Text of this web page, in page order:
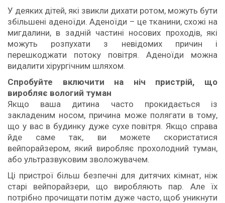
У деяких дітей, які звикли дихати ротом, можуть бути
збільшені аденоїди. Аденоїди – це тканини, схожі на
мигдалини, в задній частині носових проходів, які
можуть розпухати з невідомих причин і
перешкоджати потоку повітря. Аденоїди можна
видалити хірургічним шляхом.
Спробуйте включити на ніч пристрій, що
виробляє вологий туман
Якщо ваша дитина часто прокидається із
закладеним носом, причина може полягати в тому,
що у вас в будинку дуже сухе повітря. Якщо справа
йде саме так, ви можете скористатися
вейпорайзером, який виробляє прохолодний туман,
або ультразвуковим зволожувачем.
Ці пристрої більш безпечні для дитячих кімнат, ніж
старі вейпорайзери, що виробляють пар. Але їх
потрібно прочищати потім дуже часто, щоб уникнути